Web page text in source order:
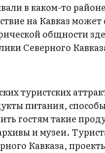
в каком-то
на Кавказ может
общности
Северного
туристских
питания,
гостям такие
и музеи.
Кавказа,